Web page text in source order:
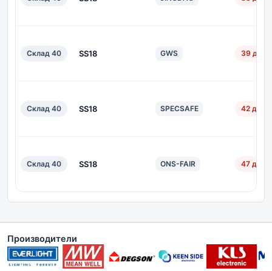
Склад 40 SS18 GWS 39 дн.
Склад 40 SS18 SPECSAFE 42 дн.
Склад 40 SS18 ONS-FAIR 47 дн.
Производители